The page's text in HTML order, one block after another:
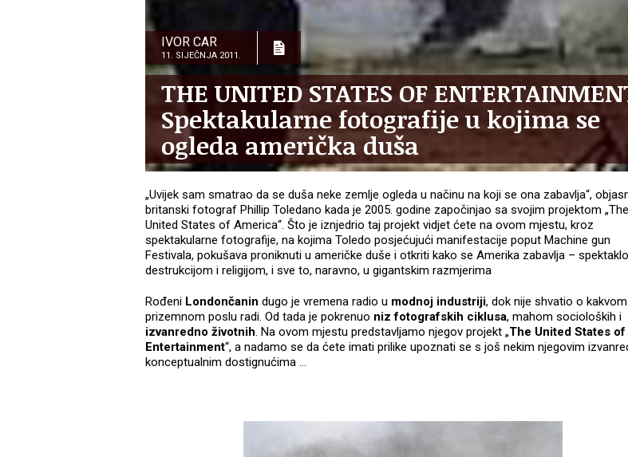
IVOR CAR
11. SIJEČNJA 2011.
THE UNITED STATES OF
Spektakularne fotografije u kojima se
ogleda američka duša
„Uvijek sam smatrao da se duša neke zemlje ogleda u načinu na koji se ona zabavlja“,
britanski fotograf Phillip Toledano kada je 2005. godine započinjao sa svojim projektom „The
United States of America“. Što je iznjedrio taj projekt vidjet ćete na ovom mjestu, kroz
spektakularne fotografije, na kojima Toledo posjećujući manifestacije poput Machine gun
Festivala, pokušava proniknuti u američke duše i otkriti kako se Amerika zabavlja –
destrukcijom i religijom, i sve to, naravno, u gigantskim razmjerima
Rođeni Londončanin dugo je vremena radio u modnoj industriji, dok nije shvatio o
prizemnom poslu radi. Od tada je pokrenuo niz fotografskih ciklusa, mahom socioloških i
izvanredno životnih. Na ovom mjestu predstavljamo njegov projekt „The United States of
Entertainment“, a nadamo se da ćete imati prilike upoznati se s još nekim njegovim
konceptualnim dostignućima …